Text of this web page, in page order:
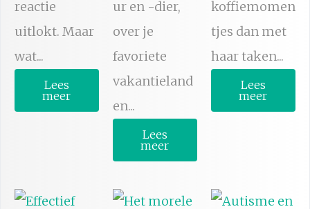
reactie
uitlokt. Maar
wat...
Lees
meer
ur en -dier,
over je
favoriete
vakantieland
en...
Lees
meer
koffiemomen
tjes dan met
haar taken...
Lees
meer